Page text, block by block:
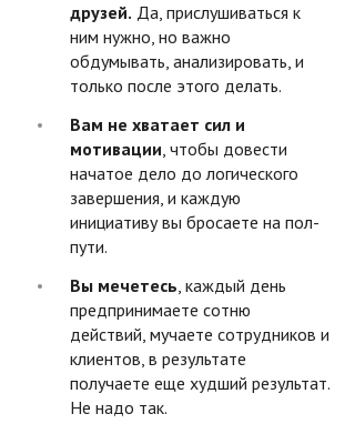
друзей. Да, прислушиваться к
ним нужно, но важно
обдумывать, анализировать, и
только после этого делать.
Вам не хватает сил и
мотивации, чтобы довести
начатое дело до логического
завершения, и каждую
инициативу вы бросаете на пол-
пути.
Вы мечетесь, каждый день
предпринимаете сотню
действий, мучаете сотрудников и
клиентов, в результате
получаете еще худший результат.
Не надо так.